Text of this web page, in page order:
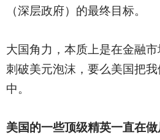
（深层政府）的最终目标。
大国角力，本质上是在金融
刺破美元泡沫，要么美国把
中。
美国的一些顶级精英一直在